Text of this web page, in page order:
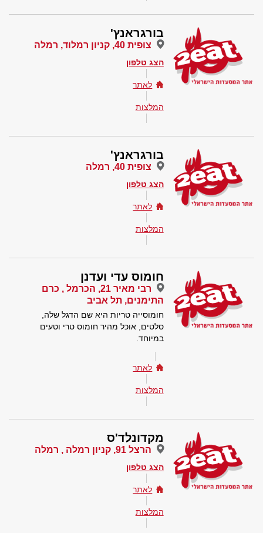
בורגראנץ'
צופית 40, קניון רמלוד, רמלה
הצג טלפון
לאתר
המלצות
בורגראנץ'
צופית 40, רמלה
הצג טלפון
לאתר
המלצות
חומוס עדי ועדנן
רבי מאיר 21, הכרמל , כרם
התימנים, תל אביב
חומוסייה טריות היא שם הדגל שלה,
סלטים, אוכל מהיר חומוס טרי וטעים
במיוחד.
לאתר
המלצות
מקדונלד'ס
הרצל 91, קניון רמלה , רמלה
הצג טלפון
לאתר
המלצות